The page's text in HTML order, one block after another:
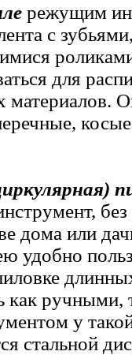
режущим
с
для
материалов.
дома или
удобно
как ручными,
у
стальной